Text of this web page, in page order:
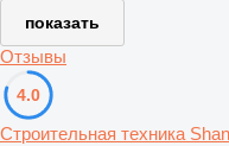
показать
Отзывы
4.0
Строительная техника